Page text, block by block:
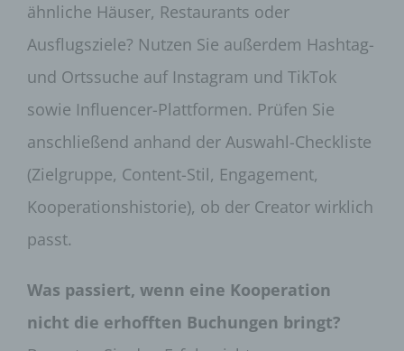
ähnliche Häuser, Restaurants oder
Ausflugsziele? Nutzen Sie außerdem Hashtag-
und Ortssuche auf Instagram und TikTok
sowie Influencer-Plattformen. Prüfen Sie
anschließend anhand der Auswahl-Checkliste
(Zielgruppe, Content-Stil, Engagement,
Kooperationshistorie), ob der Creator wirklich
passt.
Was passiert, wenn eine Kooperation
nicht die erhofften Buchungen bringt?
der Internetseite des für die Verarbeitung
personenbezogenen Daten zu registrieren.
für die Verarbeitung Verantwortlichen übermittelt
werden, ergibt sich aus der jeweiligen
Eingabemaske, die für die Registrierung
verwendet wird. Die von der betroffenen Person
eingegebenen personenbezogenen Daten werden
ausschließlich für die interne Verwendung bei dem
eigene Zwecke erhoben und gespeichert. Der für
Auftragsverarbeiter, beispielsweise einen
Paketdienstleister, veranlassen, der die
personenbezogenen Daten ebenfalls